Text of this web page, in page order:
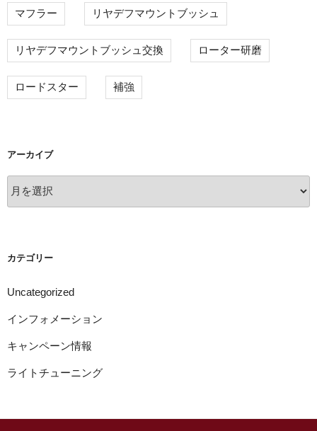
マフラー リヤデフマウントブッシュ
リヤデフマウントブッシュ交換 ローター研磨
ロードスター 補強
アーカイブ
ー
カテゴリー
Uncategorized
インフォメーション
キャンペーン情報
ライトチューニング